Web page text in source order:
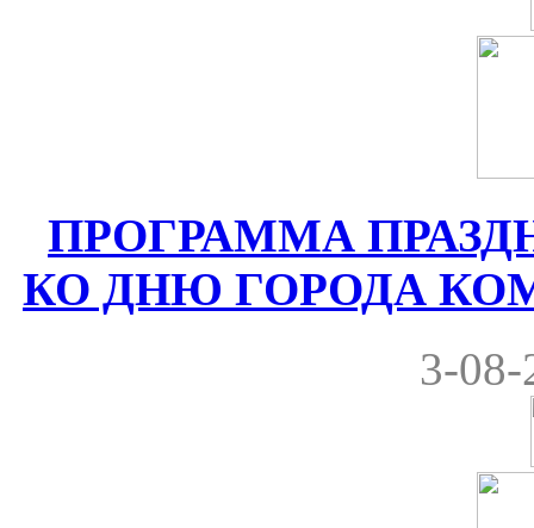
ПРОГРАММА
КО ДНЮ ГОРОДА
3-08-